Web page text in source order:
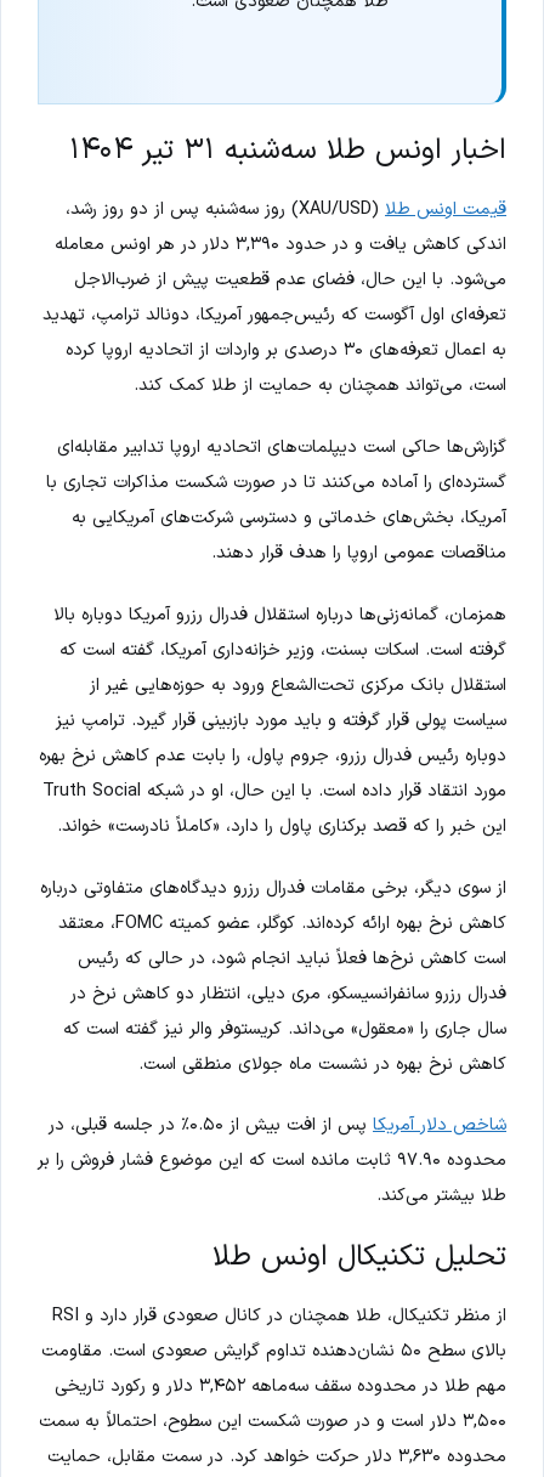
اخبار اونس طلا سه‌شنبه ۳۱ تیر ۱۴۰۴
قیمت اونس طلا
(XAU/USD) روز سه‌شنبه پس از دو روز رشد،
اندکی کاهش یافت و در حدود ۳,۳۹۰ دلار در هر اونس معامله
می‌شود. با این حال، فضای عدم قطعیت پیش از ضرب‌الاجل
تعرفه‌ای اول آگوست که رئیس‌جمهور آمریکا، دونالد ترامپ، تهدید
به اعمال تعرفه‌های ۳۰ درصدی بر واردات از اتحادیه اروپا کرده
است، می‌تواند همچنان به حمایت از طلا کمک کند.
گزارش‌ها حاکی است دیپلمات‌های اتحادیه اروپا تدابیر مقابله‌ای
گسترده‌ای را آماده می‌کنند تا در صورت شکست مذاکرات تجاری با
آمریکا، بخش‌های خدماتی و دسترسی شرکت‌های آمریکایی به
مناقصات عمومی اروپا را هدف قرار دهند.
همزمان، گمانه‌زنی‌ها درباره استقلال فدرال رزرو آمریکا دوباره بالا
گرفته است. اسکات بسنت، وزیر خزانه‌داری آمریکا، گفته است که
استقلال بانک مرکزی تحت‌الشعاع ورود به حوزه‌هایی غیر از
سیاست پولی قرار گرفته و باید مورد بازبینی قرار گیرد. ترامپ نیز
دوباره رئیس فدرال رزرو، جروم پاول، را بابت عدم کاهش نرخ بهره
مورد انتقاد قرار داده است. با این حال، او در شبکه Truth Social
این خبر را که قصد برکناری پاول را دارد، «کاملاً نادرست» خواند.
از سوی دیگر، برخی مقامات فدرال رزرو دیدگاه‌های متفاوتی درباره
کاهش نرخ بهره ارائه کرده‌اند. کوگلر، عضو کمیته FOMC، معتقد
است کاهش نرخ‌ها فعلاً نباید انجام شود، در حالی که رئیس
فدرال رزرو سانفرانسیسکو، مری دیلی، انتظار دو کاهش نرخ در
سال جاری را «معقول» می‌داند. کریستوفر والر نیز گفته است که
کاهش نرخ بهره در نشست ماه جولای منطقی است.
شاخص دلار آمریکا
پس از افت بیش از ۰.۵۰٪ در جلسه قبلی، در
محدوده ۹۷.۹۰ ثابت مانده است که این موضوع فشار فروش را بر
طلا بیشتر می‌کند.
تحلیل تکنیکال اونس طلا
از منظر تکنیکال، طلا همچنان در کانال صعودی قرار دارد و RSI
بالای سطح ۵۰ نشان‌دهنده تداوم گرایش صعودی است. مقاومت
مهم طلا در محدوده سقف سه‌ماهه ۳,۴۵۲ دلار و رکورد تاریخی
۳,۵۰۰ دلار است و در صورت شکست این سطوح، احتمالاً به سمت
محدوده ۳,۶۳۰ دلار حرکت خواهد کرد. در سمت مقابل، حمایت